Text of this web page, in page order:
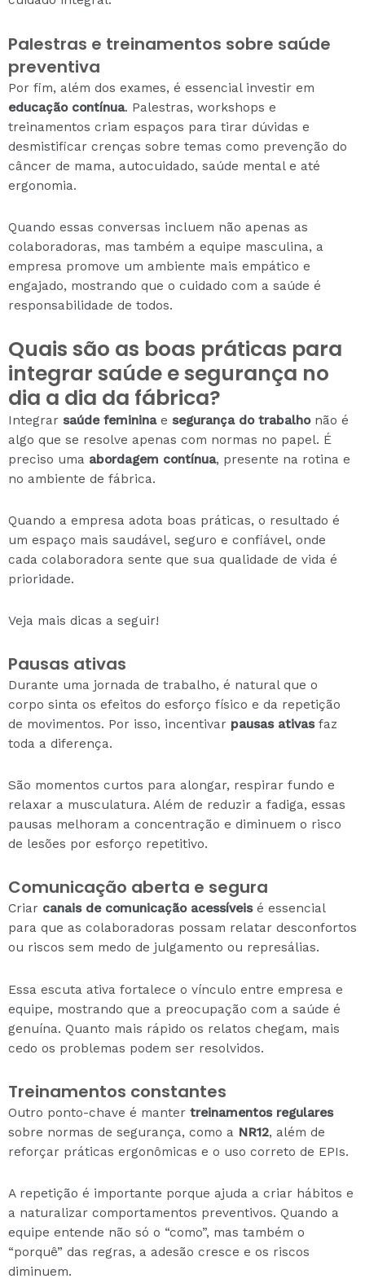
Palestras e treinamentos sobre saúde
preventiva
Por fim, além dos exames, é essencial investir em
educação contínua. Palestras, workshops e
treinamentos criam espaços para tirar dúvidas e
desmistificar crenças sobre temas como prevenção do
câncer de mama, autocuidado, saúde mental e até
ergonomia.
Quando essas conversas incluem não apenas as
colaboradoras, mas também a equipe masculina, a
empresa promove um ambiente mais empático e
engajado, mostrando que o cuidado com a saúde é
responsabilidade de todos.
Quais são as boas práticas para
integrar saúde e segurança no
dia a dia da fábrica?
Integrar saúde femininae segurança do trabalhonão é
algo que se resolve apenas com normas no papel. É
preciso uma abordagem contínua, presente na rotina e
no ambiente de fábrica.
Quando a empresa adota boas práticas, o resultado é
um espaço mais saudável, seguro e confiável, onde
cada colaboradora sente que sua qualidade de vida é
prioridade.
Veja mais dicas a seguir!
Pausas ativas
Durante uma jornada de trabalho, é natural que o
corpo sinta os efeitos do esforço físico e da repetição
de movimentos. Por isso, incentivar pausas ativasfaz
toda a diferença.
São momentos curtos para alongar, respirar fundo e
relaxar a musculatura. Além de reduzir a fadiga, essas
pausas melhoram a concentração e diminuem o risco
de lesões por esforço repetitivo.
Comunicação aberta e segura
Criar canais de comunicação acessíveisé essencial
para que as colaboradoras possam relatar desconfortos
ou riscos sem medo de julgamento ou represálias.
Essa escuta ativa fortalece o vínculo entre empresa e
equipe, mostrando que a preocupação com a saúde é
genuína. Quanto mais rápido os relatos chegam, mais
cedo os problemas podem ser resolvidos.
Treinamentos constantes
Outro ponto-chave é manter treinamentos regulares
sobre normas de segurança, como a NR12, além de
reforçar práticas ergonômicas e o uso correto de EPIs.
A repetição é importante porque ajuda a criar hábitos e
a naturalizar comportamentos preventivos. Quando a
equipe entende não só o “como”, mas também o
“porquê” das regras, a adesão cresce e os riscos
diminuem.